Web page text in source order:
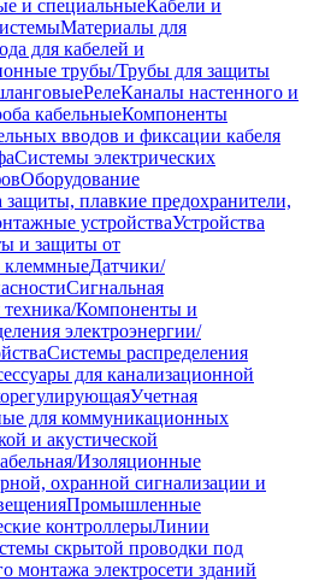
и специальныеКабели и
Материалы для
для кабелей и
трубы/Трубы для защиты
РелеКаналы настенного и
кабельныеКомпоненты
вводов и фиксации кабеля
Системы электрических
Оборудование
защиты, плавкие предохранители,
устройстваУстройства
и защиты от
клеммныеДатчики/
Сигнальная
Компоненты и
электроэнергии/
Системы распределения
для канализационной
Учетная
для коммуникационных
и акустической
Изоляционные
охранной сигнализации и
Промышленные
контроллерыЛинии
скрытой проводки под
монтажа электросети зданий